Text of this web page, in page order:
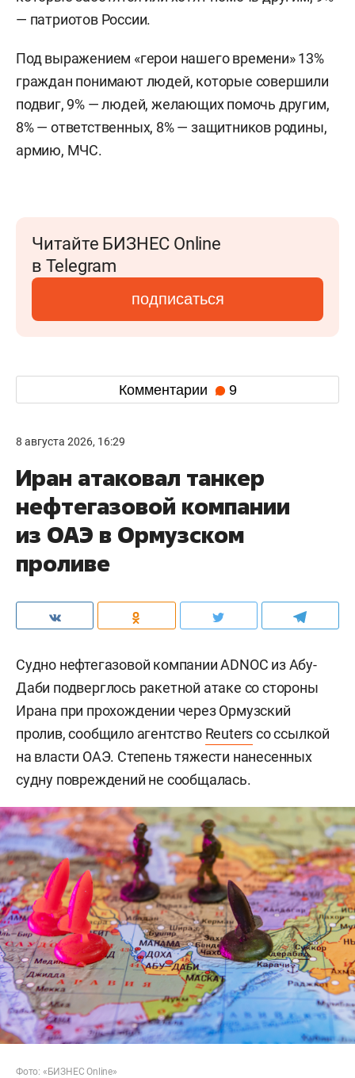
— патриотов России.
Под выражением «герои нашего времени» 13%
граждан понимают людей, которые совершили
подвиг, 9% — людей, желающих помочь другим,
8% — ответственных, 8% — защитников родины,
армию, МЧС.
Читайте БИЗНЕС Online
в Telegram
подписаться
Комментарии 9
8 августа 2026, 16:29
Иран атаковал танкер
нефтегазовой компании
из ОАЭ в Ормузском
проливе
Судно нефтегазовой компании ADNOC из Абу-
Даби подверглось ракетной атаке со стороны
Ирана при прохождении через Ормузский
пролив, сообщило агентство Reutersсо ссылкой
на власти ОАЭ. Степень тяжести нанесенных
судну повреждений не сообщалась.
Фото: «БИЗНЕС Online»